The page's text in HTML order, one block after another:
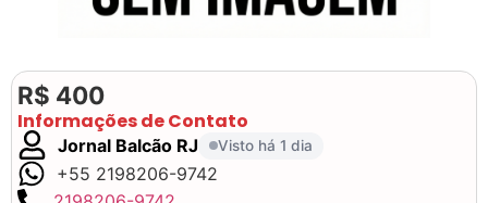
R$ 400
Informações de Contato
Jornal Balcão RJ Visto há 1 dia
+55 2198206-9742